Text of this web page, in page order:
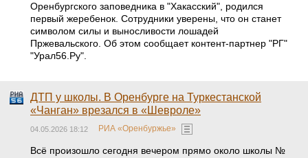
Оренбургского заповедника в "Хакасский", родился
первый жеребенок. Сотрудники уверены, что он станет
символом силы и выносливости лошадей
Пржевальского. Об этом сообщает контент-партнер "РГ"
"Урал56.Ру".
ДТП у школы. В Оренбурге на Туркестанской
«Чанган» врезался в «Шевроле»
04.05.2026 18:12 РИА «Оренбуржье»
Всё произошло сегодня вечером прямо около школы №